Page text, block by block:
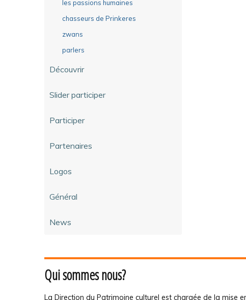
les passions humaines
chasseurs de Prinkeres
zwans
parlers
Découvrir
Slider participer
Participer
Partenaires
Logos
Général
News
Qui sommes nous?
La Direction du Patrimoine culturel est chargée de la mise